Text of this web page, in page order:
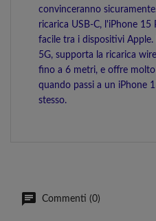
convinceranno
ricarica USB-C, l'iPhone
facile tra i dispositivi
5G, supporta la ricarica
fino a 6 metri, e offre
quando passi a un iPhone
stesso.
Commenti (0)